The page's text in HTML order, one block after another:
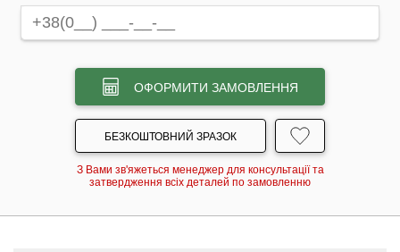
ОФОРМИТИ ЗАМОВЛЕННЯ
БЕЗКОШТОВНИЙ ЗРАЗОК
З Вами зв'яжеться менеджер для консультації та
затвердження всіх деталей по замовленню